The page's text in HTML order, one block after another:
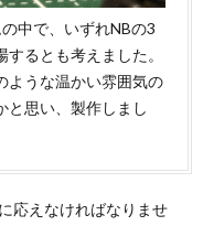
中で、いずれNBの3
るとも考えました。
ような温かい雰囲気の
と思い、製作しまし
応えなければなりませ